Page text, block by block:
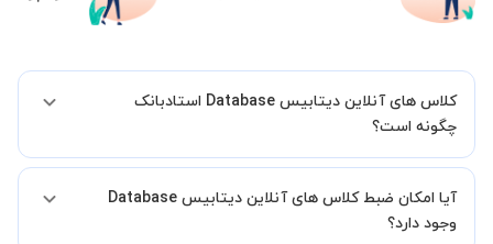
کلاس های آنلاین دیتابیس Database استادبانک
چگونه است؟
شما میدهیم که استاد شما پیش از جلسه تمامی موارد لازم برای برگزاری
یک کلاس آنلاین با کیفیت و مفید را به شما توضیح خواهند داد.
آیا امکان ضبط کلاس های آنلاین دیتابیس Database
وجود دارد؟